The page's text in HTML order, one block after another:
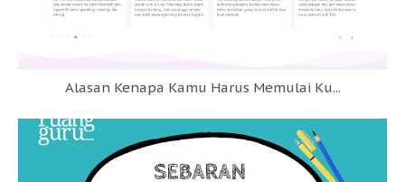
Alasan Kenapa Kamu Harus Memulai Ku...